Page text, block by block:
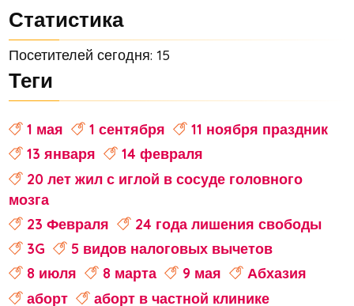
Статистика
Посетителей сегодня: 15
Теги
1 мая 1 сентября
11 ноября праздник
13 января
14 февраля
20 лет жил с иглой в сосуде головного
мозга
23 Февраля
24 года лишения свободы
3G
5 видов налоговых вычетов
8 июля
8 марта 9 мая
Абхазия
аборт
аборт в частной клинике